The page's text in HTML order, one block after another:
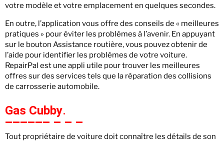
votre modèle et votre emplacement en quelques secondes.
En outre, l’application vous offre des conseils de « meilleures
pratiques » pour éviter les problèmes à l’avenir. En appuyant
sur le bouton Assistance routière, vous pouvez obtenir de
l’aide pour identifier les problèmes de votre voiture.
RepairPal est une appli utile pour trouver les meilleures
offres sur des services tels que la réparation des collisions
de carrosserie automobile.
Gas Cubby.
Tout propriétaire de voiture doit connaître les détails de son